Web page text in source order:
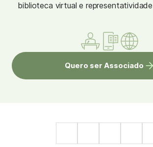
biblioteca virtual e
Quero ser Associado